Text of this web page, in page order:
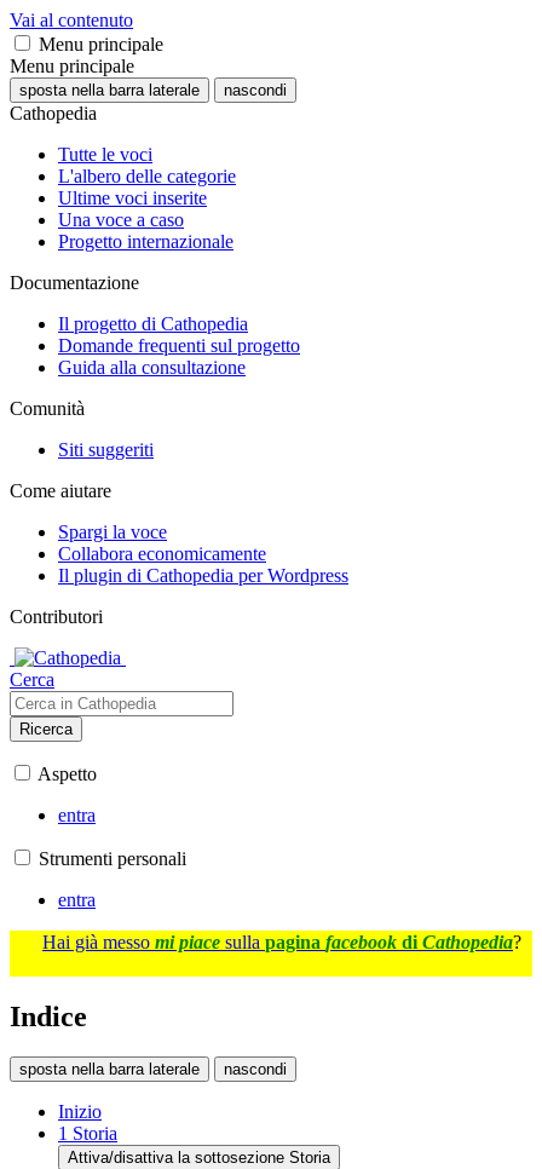
Vai al contenuto
Menu principale
Menu principale
sposta nella barra laterale nascondi
Cathopedia
Tutte le voci
L'albero delle categorie
Ultime voci inserite
Una voce a caso
Progetto internazionale
Documentazione
Il progetto di Cathopedia
Domande frequenti sul progetto
Guida alla consultazione
Comunità
Siti suggeriti
Come aiutare
Spargi la voce
Collabora economicamente
Il plugin di Cathopedia per Wordpress
Contributori
Cerca
Ricerca
Aspetto
entra
Strumenti personali
entra
Hai già messo mi piace sulla pagina facebook di Cathopedia?
Indice
sposta nella barra laterale nascondi
Inizio
1 Storia
Attiva/disattiva la sottosezione Storia